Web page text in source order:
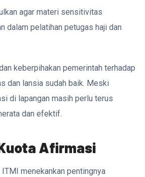
agar materi sensitivitas
dalam pelatihan petugas haji dan
keberpihakan pemerintah terhadap
dan lansia sudah baik. Meski
di lapangan masih perlu terus
dan efektif.
Afirmasi
menekankan pentingnya